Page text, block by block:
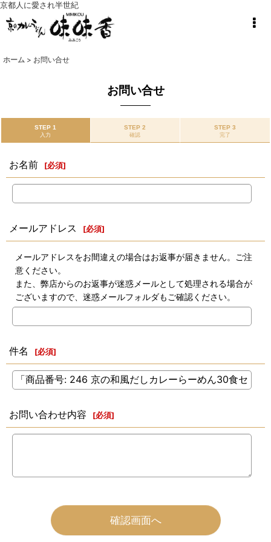
京都人に愛され半世紀
ホーム > お問い合せ
お問い合せ
STEP 1
入力
STEP 2
確認
STEP 3
完了
お名前 [必須]
メールアドレス [必須]
メールアドレスをお間違えの場合はお返事が届きません。ご注
意ください。
また、弊店からのお返事が迷惑メールとして処理される場合が
ございますので、迷惑メールフォルダもご確認ください。
件名 [必須]
お問い合わせ内容 [必須]
確認画面へ